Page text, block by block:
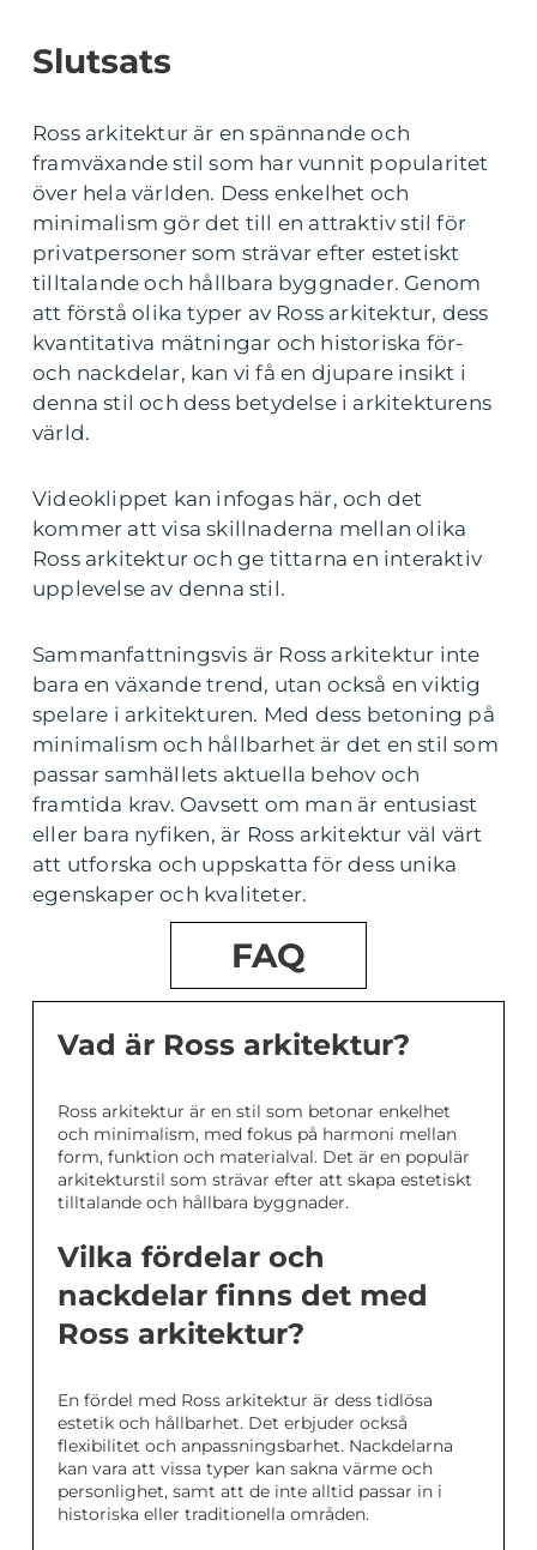
Slutsats
Ross arkitektur är en spännande och
framväxande stil som har vunnit popularitet
över hela världen. Dess enkelhet och
minimalism gör det till en attraktiv stil för
privatpersoner som strävar efter estetiskt
tilltalande och hållbara byggnader. Genom
att förstå olika typer av Ross arkitektur, dess
kvantitativa mätningar och historiska för-
och nackdelar, kan vi få en djupare insikt i
denna stil och dess betydelse i arkitekturens
värld.
Videoklippet kan infogas här, och det
kommer att visa skillnaderna mellan olika
Ross arkitektur och ge tittarna en interaktiv
upplevelse av denna stil.
Sammanfattningsvis är Ross arkitektur inte
bara en växande trend, utan också en viktig
spelare i arkitekturen. Med dess betoning på
minimalism och hållbarhet är det en stil som
passar samhällets aktuella behov och
framtida krav. Oavsett om man är entusiast
eller bara nyfiken, är Ross arkitektur väl värt
att utforska och uppskatta för dess unika
egenskaper och kvaliteter.
FAQ
Vad är Ross arkitektur?
Ross arkitektur är en stil som betonar enkelhet
och minimalism, med fokus på harmoni mellan
form, funktion och materialval. Det är en populär
arkitekturstil som strävar efter att skapa estetiskt
tilltalande och hållbara byggnader.
Vilka fördelar och
nackdelar finns det med
Ross arkitektur?
En fördel med Ross arkitektur är dess tidlösa
estetik och hållbarhet. Det erbjuder också
flexibilitet och anpassningsbarhet. Nackdelarna
kan vara att vissa typer kan sakna värme och
personlighet, samt att de inte alltid passar in i
historiska eller traditionella områden.